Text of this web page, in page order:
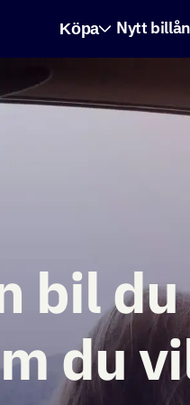
Köpa Nytt billån
bil du
du